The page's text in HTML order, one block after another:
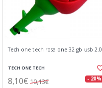
Tech one tech rosa one 32 gb usb 2.0
TECH ONE TECH
8,10€ 10,13€ - 20%